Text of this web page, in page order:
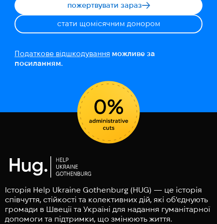
пожертвувати зараз
стати щомісячним донором
Податкове відшкодування можливе за
посиланням.
Історія Help Ukraine Gothenburg (HUG) — це історія
співчуття, стійкості та колективних дій, які об'єднують
громади в Швеції та Україні для надання гуманітарної
допомоги та підтримки, що змінюють життя.